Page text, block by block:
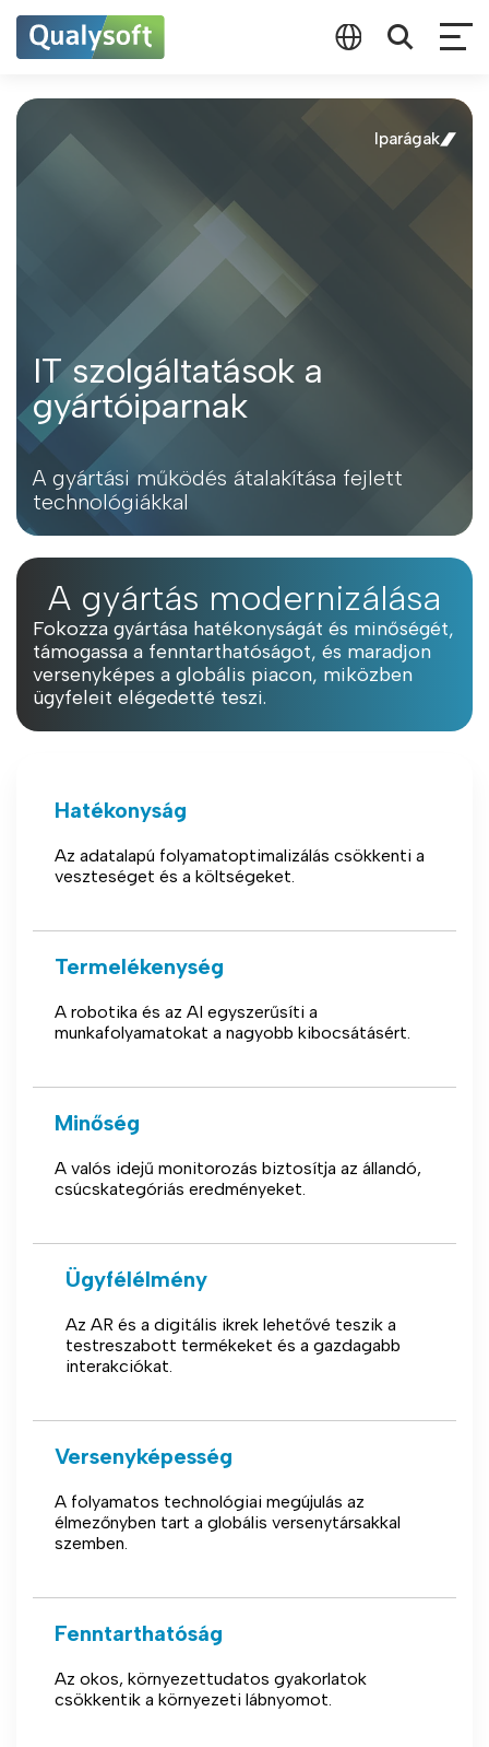
Iparágak
IT szolgáltatások a
gyártóiparnak
A gyártási működés átalakítása fejlett
technológiákkal
A gyártás modernizálása
Fokozza gyártása hatékonyságát és minőségét,
támogassa a fenntarthatóságot, és maradjon
versenyképes a globális piacon, miközben
ügyfeleit elégedetté teszi.
Hatékonyság
Az adatalapú folyamatoptimalizálás csökkenti a
veszteséget és a költségeket.
Termelékenység
A robotika és az AI egyszerűsíti a
munkafolyamatokat a nagyobb kibocsátásért.
Minőség
A valós idejű monitorozás biztosítja az állandó,
csúcskategóriás eredményeket.
Ügyfélélmény
Az AR és a digitális ikrek lehetővé teszik a
testreszabott termékeket és a gazdagabb
interakciókat.
Versenyképesség
A folyamatos technológiai megújulás az
élmezőnyben tart a globális versenytársakkal
szemben.
Fenntarthatóság
Az okos, környezettudatos gyakorlatok
csökkentik a környezeti lábnyomot.